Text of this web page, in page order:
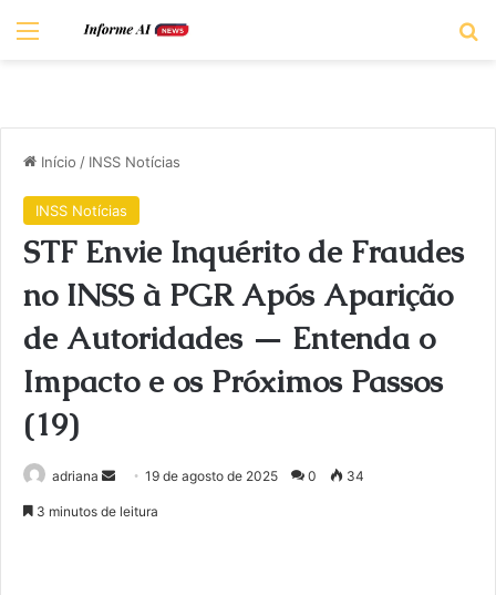
Menu
Início / INSS Notícias
INSS Notícias
STF Envie Inquérito de Fraudes
no INSS à PGR Após Aparição
de Autoridades — Entenda o
Impacto e os Próximos Passos
(19)
adriana
Mande19 de agosto de 2025 0 34
3 minutos de leitura